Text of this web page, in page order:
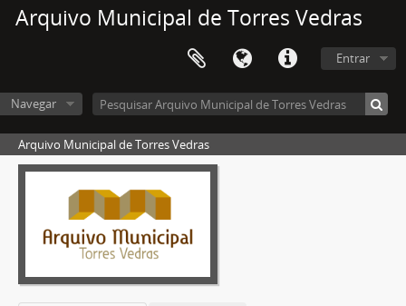
Arquivo Municipal de Torres Vedras
Entrar
Navegar
Arquivo Municipal de Torres Vedras